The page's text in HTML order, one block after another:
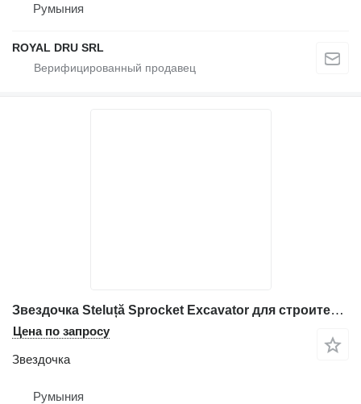
Румыния
ROYAL DRU SRL
Звездочка Steluță Sprocket Excavator для строительной техники Volvo
Цена по запросу
Звездочка
Румыния